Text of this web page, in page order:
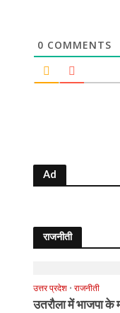
0 COMMENTS
Ad
राजनीती
उत्तर प्रदेश • राजनीती
उतरौला में भाजपा के